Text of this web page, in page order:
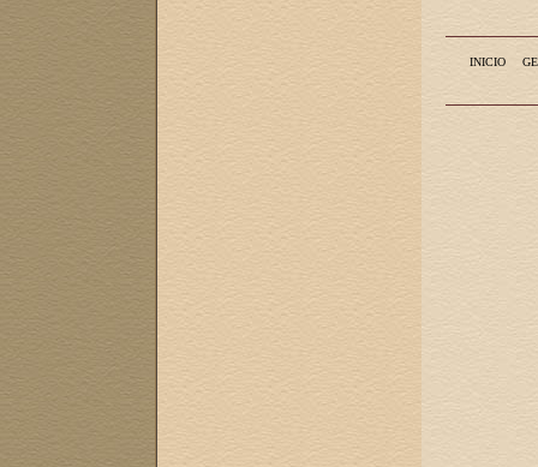
INICIO